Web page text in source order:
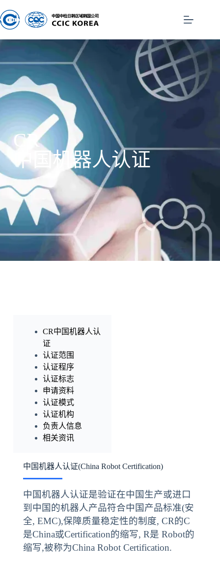
CR
中国机器人认证
CR中国机器人认
证
认证范围
认证程序
认证标志
申请资料
认证模式
认证机构
负责人信息
相关资讯
中国机器人认证(China Robot Certification)
中国机器人认证是验证在中国生产或进口
到中国的机器人产品符合中国产品标准(安
全, EMC),保障质量稳定性的制度, CR的C
是China或Certification的缩写, R是 Robot的
缩写,被称为China Robot Certification.